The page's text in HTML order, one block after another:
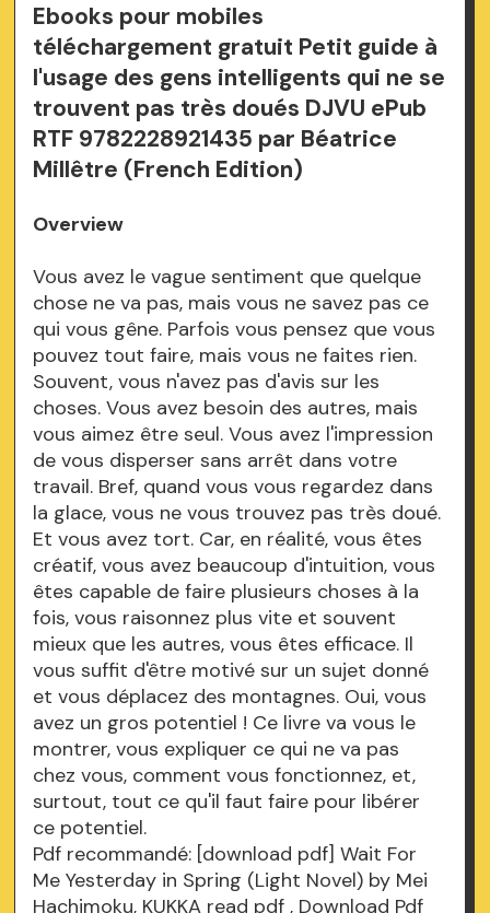
Ebooks pour mobiles
téléchargement gratuit Petit guide à
l'usage des gens intelligents qui ne se
trouvent pas très doués DJVU ePub
RTF 9782228921435 par Béatrice
Millêtre (French Edition)
Overview
Vous avez le vague sentiment que quelque
chose ne va pas, mais vous ne savez pas ce
qui vous gêne. Parfois vous pensez que vous
pouvez tout faire, mais vous ne faites rien.
Souvent, vous n'avez pas d'avis sur les
choses. Vous avez besoin des autres, mais
vous aimez être seul. Vous avez l'impression
de vous disperser sans arrêt dans votre
travail. Bref, quand vous vous regardez dans
la glace, vous ne vous trouvez pas très doué.
Et vous avez tort. Car, en réalité, vous êtes
créatif, vous avez beaucoup d'intuition, vous
êtes capable de faire plusieurs choses à la
fois, vous raisonnez plus vite et souvent
mieux que les autres, vous êtes efficace. Il
vous suffit d'être motivé sur un sujet donné
et vous déplacez des montagnes. Oui, vous
avez un gros potentiel ! Ce livre va vous le
montrer, vous expliquer ce qui ne va pas
chez vous, comment vous fonctionnez, et,
surtout, tout ce qu'il faut faire pour libérer
ce potentiel.
Pdf recommandé: [download pdf] Wait For
Me Yesterday in Spring (Light Novel) by Mei
Hachimoku, KUKKA read pdf , Download Pdf